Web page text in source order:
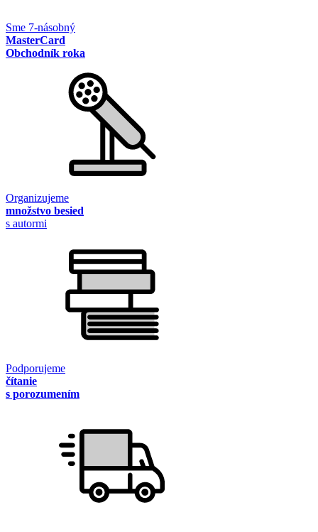
Sme 7-násobný
MasterCard
Obchodník roka
Organizujeme
množstvo besied
s autormi
Podporujeme
čítanie
s porozumením